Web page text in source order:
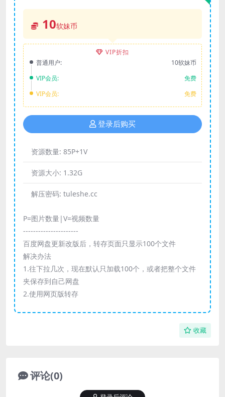
10软妹币
VIP折扣
普通用户:
10软妹币
VIP会员:
免费
VIP会员:
免费
登录后购买
资源数量: 85P+1V
资源大小: 1.32G
解压密码: tuleshe.cc
P=图片数量|V=视频数量
----------------------
百度网盘更新改版后，转存页面只显示100个文件
解决办法
1.往下拉几次，现在默认只加载100个，或者把整个文件
夹保存到自己网盘
2.使用网页版转存
收藏
评论(0)